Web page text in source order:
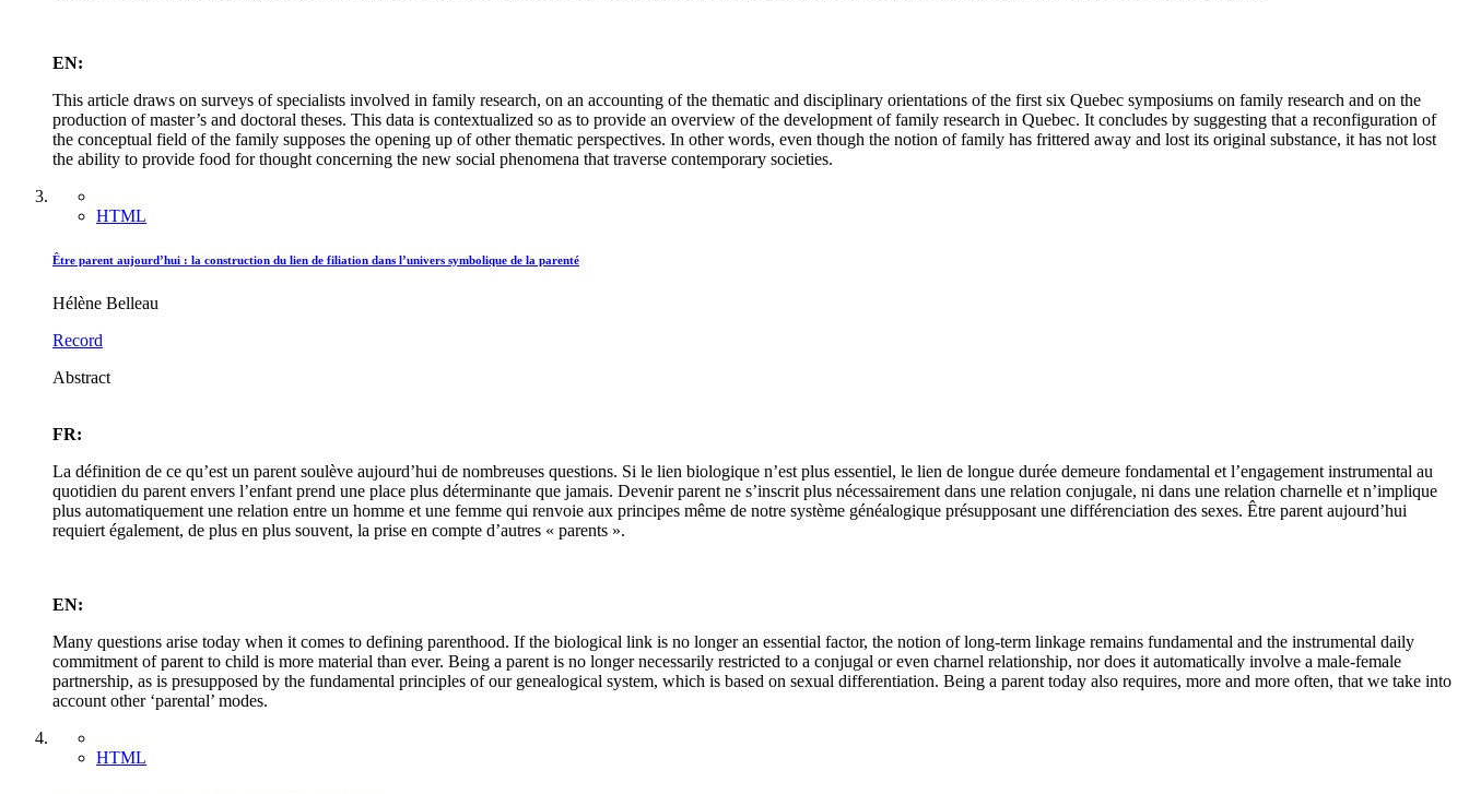
EN:
This article draws on surveys of specialists involved in family research, on an accounting of the thematic and disciplinary orientations of the first six Quebec symposiums on family research and on the
production of master’s and doctoral theses. This data is contextualized so as to provide an overview of the development of family research in Quebec. It concludes by suggesting that a reconfiguration of
the conceptual field of the family supposes the opening up of other thematic perspectives. In other words, even though the notion of family has frittered away and lost its original substance, it has not lost
the ability to provide food for thought concerning the new social phenomena that traverse contemporary societies.
HTML
Être parent aujourd’hui : la construction du lien de filiation dans l’univers symbolique de la parenté
Hélène Belleau
Record
Abstract
FR:
La définition de ce qu’est un parent soulève aujourd’hui de nombreuses questions. Si le lien biologique n’est plus essentiel, le lien de longue durée demeure fondamental et l’engagement instrumental au
quotidien du parent envers l’enfant prend une place plus déterminante que jamais. Devenir parent ne s’inscrit plus nécessairement dans une relation conjugale, ni dans une relation charnelle et n’implique
plus automatiquement une relation entre un homme et une femme qui renvoie aux principes même de notre système généalogique présupposant une différenciation des sexes. Être parent aujourd’hui
requiert également, de plus en plus souvent, la prise en compte d’autres « parents ».
EN:
Many questions arise today when it comes to defining parenthood. If the biological link is no longer an essential factor, the notion of long-term linkage remains fundamental and the instrumental daily
commitment of parent to child is more material than ever. Being a parent is no longer necessarily restricted to a conjugal or even charnel relationship, nor does it automatically involve a male-female
partnership, as is presupposed by the fundamental principles of our genealogical system, which is based on sexual differentiation. Being a parent today also requires, more and more often, that we take into
account other ‘parental’ modes.
HTML